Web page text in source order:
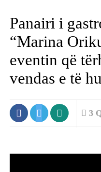
Panairi i
“Marina
eventin që
vendas e të
3